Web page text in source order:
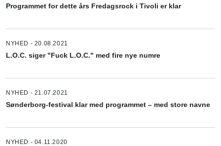
Programmet for dette års Fredagsrock i Tivoli er klar
NYHED - 20.08.2021
L.O.C. siger "Fuck L.O.C." med fire nye numre
NYHED - 21.07.2021
Sønderborg-festival klar med programmet – med store navne
NYHED - 04.11.2020